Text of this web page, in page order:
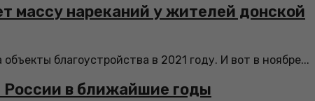
массу нареканий у жителей донской
благоустройства в 2021 году. И вот в ноябре...
России в ближайшие годы